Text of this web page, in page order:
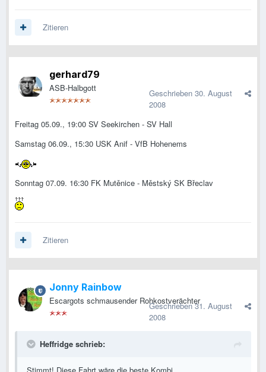
Zitieren
gerhard79
ASB-Halbgott Geschrieben 30. August
2008
Freitag 05.09., 19:00 SV Seekirchen - SV Hall
Samstag 06.09., 15:30 USK Anif - VfB Hohenems
Sonntag 07.09. 16:30 FK Mutěnice - Městský SK Břeclav
Zitieren
Jonny Rainbow
Escargots schmausender Rohkostverächter
Geschrieben31. August
2008
Heffridge schrieb: